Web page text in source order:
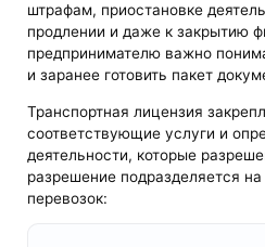
штрафам, приостановке
продлении и даже к закрытию
предпринимателю важно
и заранее готовить пакет
Транспортная лицензия
соответствующие услуги и
деятельности, которые
разрешение подразделяется на
перевозок: